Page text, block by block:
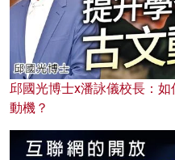
邱國光博士x潘詠儀校長：
動機？